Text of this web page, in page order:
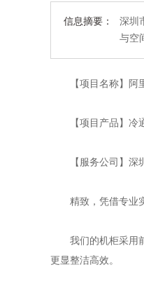
信息摘要：
深圳
与空
【项目名称】阿
【项目产品】冷
【服务公司】深圳
精致，凭借专业实
我们的机柜采用前
更显整洁高效。